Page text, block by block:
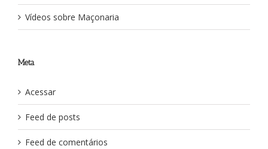
Vídeos sobre Maçonaria
Meta
Acessar
Feed de posts
Feed de comentários